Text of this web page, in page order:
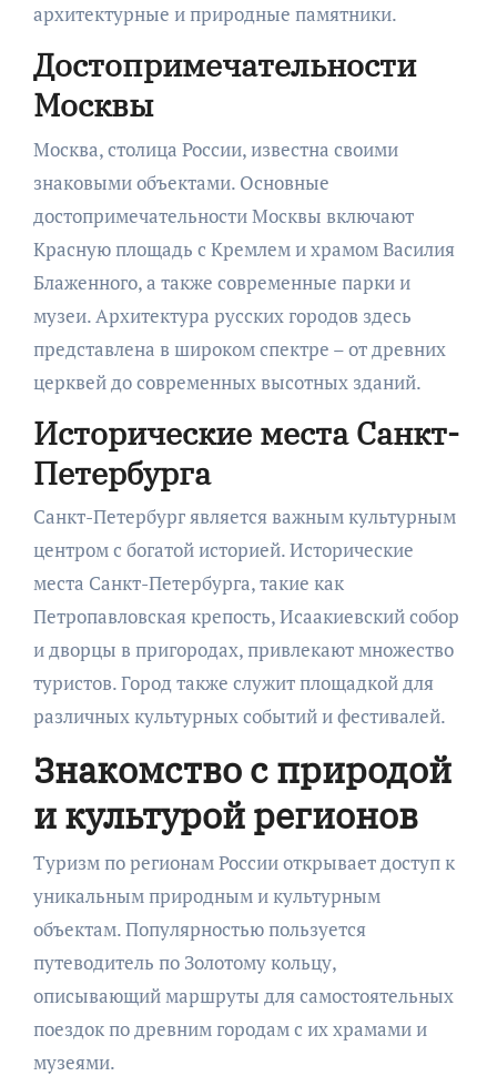
архитектурные и природные памятники.
Достопримечательности
Москвы
Москва, столица России, известна своими
знаковыми объектами. Основные
достопримечательности Москвы включают
Красную площадь с Кремлем и храмом Василия
Блаженного, а также современные парки и
музеи. Архитектура русских городов здесь
представлена в широком спектре – от древних
церквей до современных высотных зданий.
Исторические места Санкт-
Петербурга
Санкт-Петербург является важным культурным
центром с богатой историей. Исторические
места Санкт-Петербурга, такие как
Петропавловская крепость, Исаакиевский собор
и дворцы в пригородах, привлекают множество
туристов. Город также служит площадкой для
различных культурных событий и фестивалей.
Знакомство с природой
и культурой регионов
Туризм по регионам России открывает доступ к
уникальным природным и культурным
объектам. Популярностью пользуется
путеводитель по Золотому кольцу,
описывающий маршруты для самостоятельных
поездок по древним городам с их храмами и
музеями.